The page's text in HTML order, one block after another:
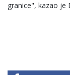
granice", kazao je